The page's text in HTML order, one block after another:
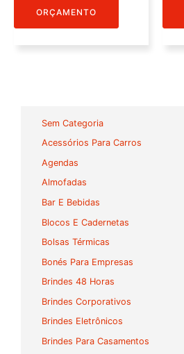
Sem Categoria
Acessórios Para Carros
Agendas
Almofadas
Bar E Bebidas
Blocos E Cadernetas
Bolsas Térmicas
Bonés Para Empresas
Brindes 48 Horas
Brindes Corporativos
Brindes Eletrônicos
Brindes Para Casamentos
ORÇAMENTO